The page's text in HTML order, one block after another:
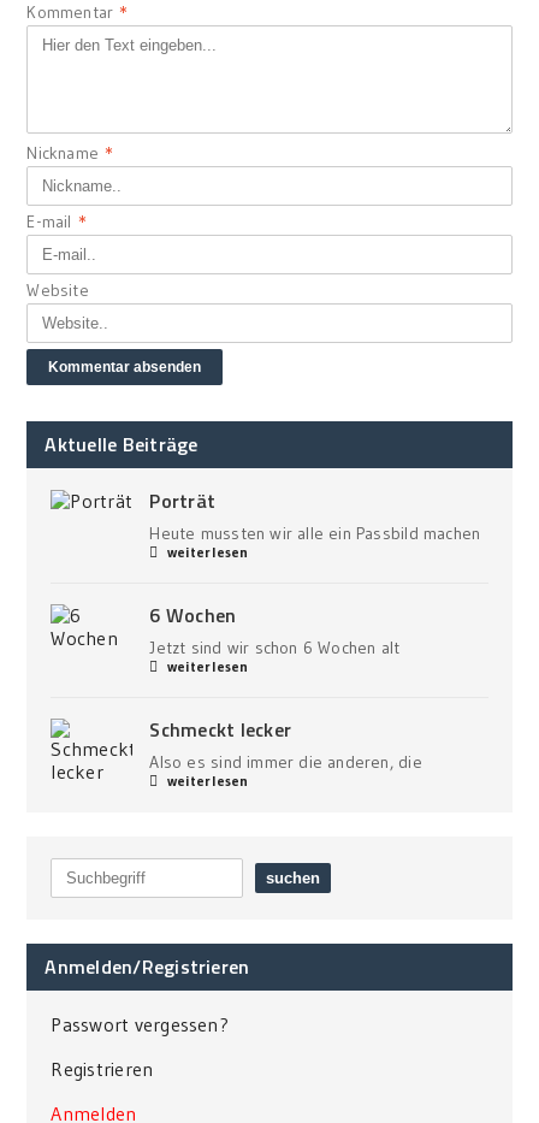
Kommentar *
Nickname *
E-mail *
Website
Aktuelle Beiträge
Porträt
Heute mussten wir alle ein Passbild machen
weiterlesen
6 Wochen
Jetzt sind wir schon 6 Wochen alt
weiterlesen
Schmeckt lecker
Also es sind immer die anderen, die
weiterlesen
Anmelden/Registrieren
Passwort vergessen?
Registrieren
Anmelden